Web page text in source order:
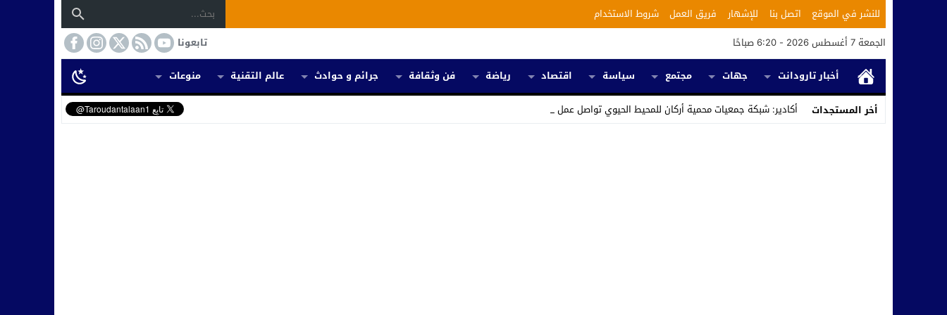
للنشر في الموقع اتصل بنا للإشهار فريق العمل
شروط الاستخدام
الجمعة 7 أغسطس 2026 - 6:20 صباحًا
تابعونا
أخبار تارودانت
جهات مجتمع سياسة اقتصاد رياضة فن وثقافة جرائم و حوادث عالم التقنية
منوعات
أخر المستجدات
أكادير: شبكة جمعيات محمية أركان للمحيط الحيوي تواصل عملها من _